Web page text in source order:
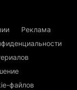
Реклама
файлов